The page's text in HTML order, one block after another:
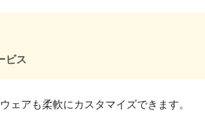
ビス
ェアも柔軟にカスタマイズできます。